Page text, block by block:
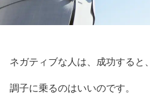
ネガティブな人は、成功すると
調子に乗るのはいいのです。